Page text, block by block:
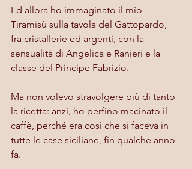
Ed allora ho immaginato il mio
Tiramisù sulla tavola del Gattopardo,
fra cristallerie ed argenti, con la
sensualità di Angelica e Ranieri e la
classe del Principe Fabrizio.
Ma non volevo stravolgere più di tanto
la ricetta: anzi, ho perfino macinato il
caffè, perché era così che si faceva in
tutte le case siciliane, fin qualche anno
fa.